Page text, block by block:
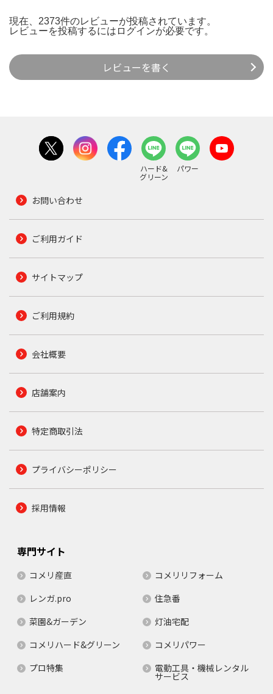
現在、2373件のレビューが投稿されています。
レビューを投稿するには ログインが必要です。
レビューを書く
ハード&
グリーン
パワー
お問い合わせ
ご利用ガイド
サイトマップ
ご利用規約
会社概要
店舗案内
特定商取引法
プライバシーポリシー
採用情報
専門サイト
コメリ産直
コメリリフォーム
レンガ.pro
住急番
菜園&ガーデン
灯油宅配
コメリハード&グリーン
コメリパワー
プロ特集
電動工具・機械レンタル
サービス